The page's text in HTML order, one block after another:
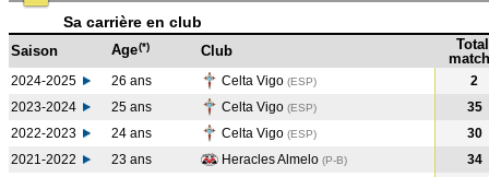
Sa carrière en club
Saison Age(*) Club
Total
2024-2025 26 ans Celta Vigo (ESP)
2
2023-2024
25 ans Celta Vigo (ESP)
35
2022-2023
24 ans Celta Vigo (ESP)
30
2021-2022
23 ans Heracles Almelo (P-B)
34